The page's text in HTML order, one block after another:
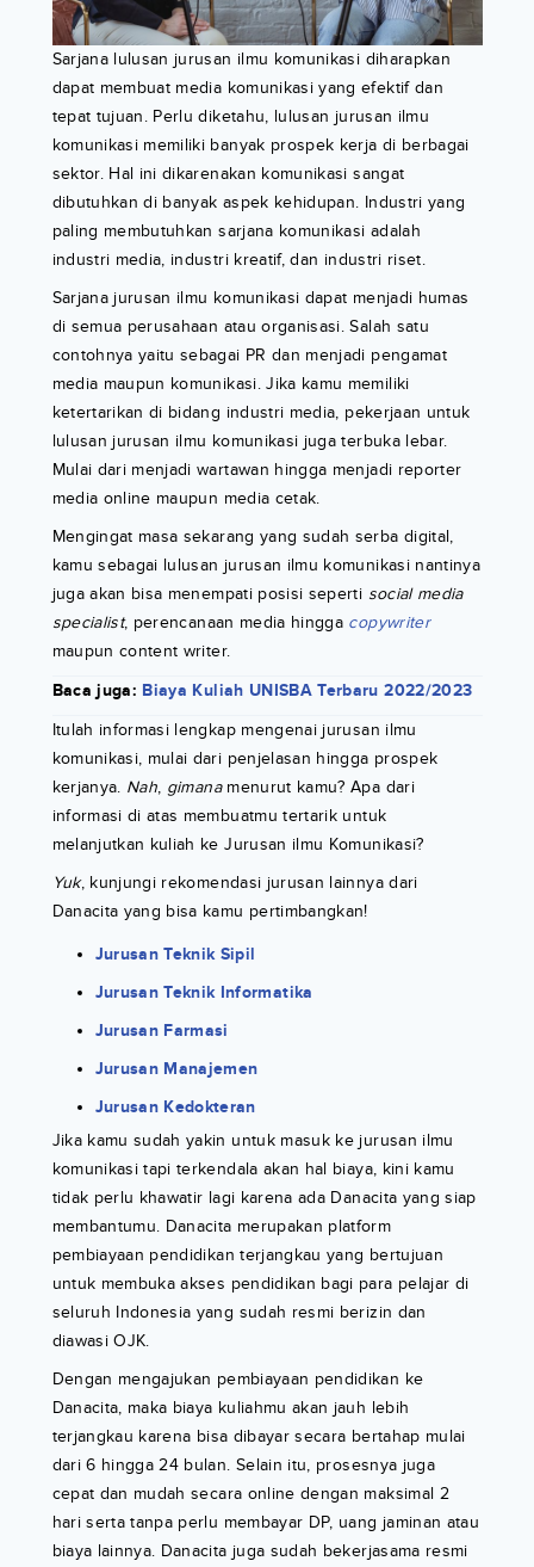
Sarjana lulusan jurusan ilmu komunikasi diharapkan
dapat membuat media komunikasi yang efektif dan
tepat tujuan. Perlu diketahu, lulusan jurusan ilmu
komunikasi memiliki banyak prospek kerja di berbagai
sektor. Hal ini dikarenakan komunikasi sangat
dibutuhkan di banyak aspek kehidupan. Industri yang
paling membutuhkan sarjana komunikasi adalah
industri media, industri kreatif, dan industri riset.
Sarjana jurusan ilmu komunikasi dapat menjadi humas
di semua perusahaan atau organisasi. Salah satu
contohnya yaitu sebagai PR dan menjadi pengamat
media maupun komunikasi. Jika kamu memiliki
ketertarikan di bidang industri media, pekerjaan untuk
lulusan jurusan ilmu komunikasi juga terbuka lebar.
Mulai dari menjadi wartawan hingga menjadi reporter
media online maupun media cetak.
Mengingat masa sekarang yang sudah serba digital,
kamu sebagai lulusan jurusan ilmu komunikasi nantinya
juga akan bisa menempati posisi seperti social media
specialist, perencanaan media hingga copywriter
maupun content writer.
Baca juga: Biaya Kuliah UNISBA Terbaru 2022/2023
Itulah informasi lengkap mengenai jurusan ilmu
komunikasi, mulai dari penjelasan hingga prospek
kerjanya. Nah, gimanamenurut kamu? Apa dari
informasi di atas membuatmu tertarik untuk
melanjutkan kuliah ke Jurusan ilmu Komunikasi?
Yuk, kunjungi rekomendasi jurusan lainnya dari
Danacita yang bisa kamu pertimbangkan!
Jurusan Teknik Sipil
Jurusan Teknik Informatika
Jurusan Farmasi
Jurusan Manajemen
Jurusan Kedokteran
Jika kamu sudah yakin untuk masuk ke jurusan ilmu
komunikasi tapi terkendala akan hal biaya, kini kamu
tidak perlu khawatir lagi karena ada Danacita yang siap
membantumu. Danacita merupakan platform
pembiayaan pendidikan terjangkau yang bertujuan
untuk membuka akses pendidikan bagi para pelajar di
seluruh Indonesia yang sudah resmi berizin dan
diawasi OJK.
Dengan mengajukan pembiayaan pendidikan ke
Danacita, maka biaya kuliahmu akan jauh lebih
terjangkau karena bisa dibayar secara bertahap mulai
dari 6 hingga 24 bulan. Selain itu, prosesnya juga
cepat dan mudah secara online dengan maksimal 2
hari serta tanpa perlu membayar DP, uang jaminan atau
biaya lainnya. Danacita juga sudah bekerjasama resmi